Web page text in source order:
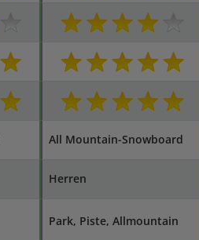
All Mountain-Snowboard
Herren
Park, Piste, Allmountain